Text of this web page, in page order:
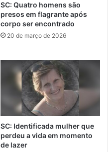
SC: Quatro homens são
presos em flagrante após
corpo ser encontrado
20 de março de 2026
SC: Identificada mulher que
perdeu a vida em momento
de lazer